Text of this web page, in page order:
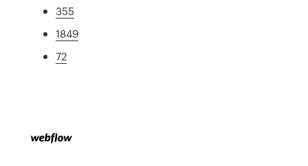
355
1849
72